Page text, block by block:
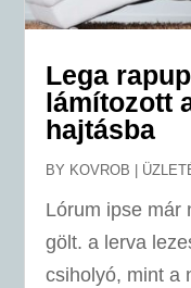
Lega
lámítozott
hajtásba
BY KOVROB
Lórum ipse már
gölt. a lerva
csiholyó, mint a